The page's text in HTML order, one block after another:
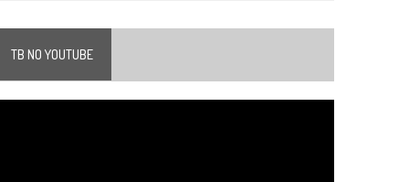
TB NO YOUTUBE